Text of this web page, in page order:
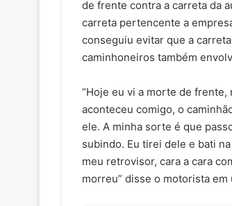
de frente contra a carreta da
carreta pertencente a
conseguiu evitar que a
caminhoneiros também
“Hoje eu vi a morte de frente,
aconteceu comigo, o
ele. A minha sorte é que
subindo. Eu tirei dele e bati
meu retrovisor, cara a cara
morreu” disse o motorista em